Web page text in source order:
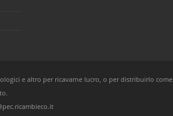
e altro per ricavarne lucro, o per distribuirlo come